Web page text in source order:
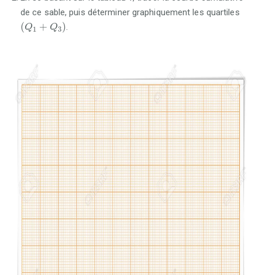
de ce sable, puis déterminer graphiquement les quartiles
(Q1 + Q3)
(Q1 Q 3) .